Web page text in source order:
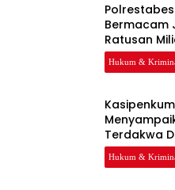
Bermacam
Ratusan
Hukum &
Terdakwa
Perkebunan
Hukum &